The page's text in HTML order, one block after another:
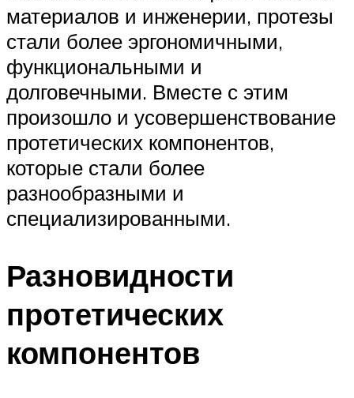
материалов и инженерии, протезы
стали более эргономичными,
функциональными и
долговечными. Вместе с этим
произошло и усовершенствование
протетических компонентов,
которые стали более
разнообразными и
специализированными.
Разновидности
протетических
компонентов